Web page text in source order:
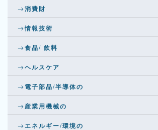
消費財
情報技術
食品/ 飲料
ヘルスケア
電子部品/半導体の
産業用機械の
エネルギー/環境の